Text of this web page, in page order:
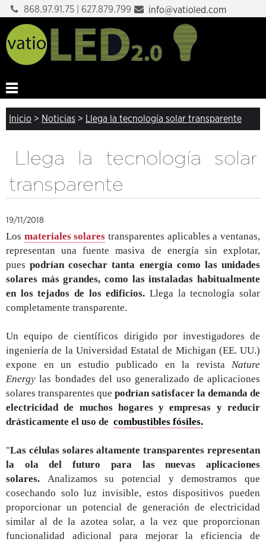
868.97.91.75 | 627.879.799 info@vatioled.com
Inicio > Noticias > Llega la tecnología solar transparente
Llega la tecnología solar
transparente
19/11/2018
Los materiales solares transparentes aplicables a ventanas,
representan una fuente masiva de energía sin explotar,
puespodrían cosechar tanta energía como las unidades
solares más grandes, como las instaladas habitualmente
en los tejados de los edificios. Llega la tecnología solar
completamente transparente.
Un equipo de científicos dirigido por investigadores de
ingeniería de la Universidad Estatal de Michigan (EE. UU.)
expone en un estudio publicado en la revista Nature
Energy las bondades del uso generalizado de aplicaciones
solares transparentes que podrían satisfacer la demanda de
electricidad de muchos hogares y empresas y reducir
drásticamente el uso de combustibles fósiles.
"Las células solares altamente transparentes representan
la ola del futuro para las nuevas aplicaciones
solares. Analizamos su potencial y demostramos que
cosechando solo luz invisible, estos dispositivos pueden
proporcionar un potencial de generación de electricidad
similar al de la azotea solar, a la vez que proporcionan
funcionalidad adicional para mejorar la eficiencia de